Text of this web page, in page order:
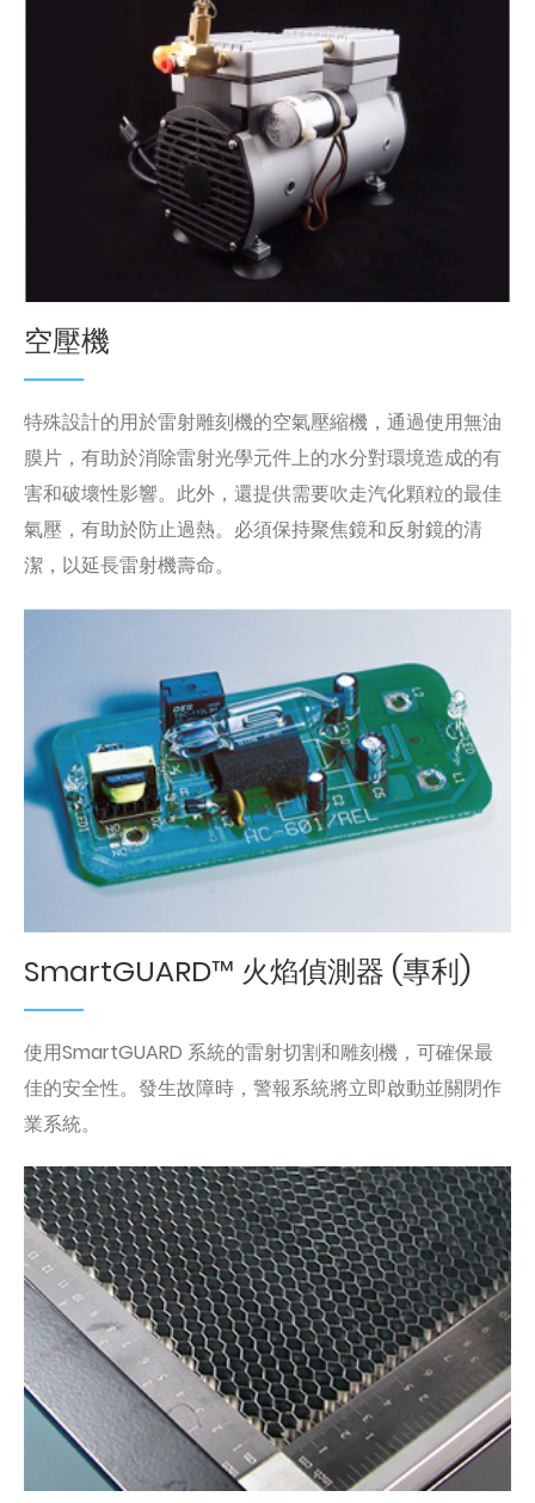
空壓機
特殊設計的用於雷射雕刻機的空氣壓縮機，通過使用無油
膜片，有助於消除雷射光學元件上的水分對環境造成的有
害和破壞性影響。此外，還提供需要吹走汽化顆粒的最佳
氣壓，有助於防止過熱。必須保持聚焦鏡和反射鏡的清
潔，以延長雷射機壽命。
SmartGUARD™ 火焰偵測器 (專利)
使用SmartGUARD 系統的雷射切割和雕刻機，可確保最
佳的安全性。發生故障時，警報系統將立即啟動並關閉作
業系統。